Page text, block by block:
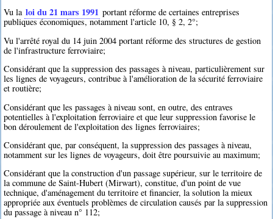
Vu la loi du 21 mars 1991 portant réforme de certaines entreprises
publiques économiques, notamment l'article 10, § 2, 2°;
Vu l'arrêté royal du 14 juin 2004 portant réforme des structures de gestion
de l'infrastructure ferroviaire;
Considérant que la suppression des passages à niveau, particulièrement sur
les lignes de voyageurs, contribue à l'amélioration de la sécurité ferroviaire
et routière;
Considérant que les passages à niveau sont, en outre, des entraves
potentielles à l'exploitation ferroviaire et que leur suppression favorise le
bon déroulement de l'exploitation des lignes ferroviaires;
Considérant que, par conséquent, la suppression des passages à niveau,
notamment sur les lignes de voyageurs, doit être poursuivie au maximum;
Considérant que la construction d'un passage supérieur, sur le territoire de
la commune de Saint-Hubert (Mirwart), constitue, d'un point de vue
technique, d'aménagement du territoire et financier, la solution la mieux
appropriée aux éventuels problèmes de circulation causés par la suppression
du passage à niveau n° 112;